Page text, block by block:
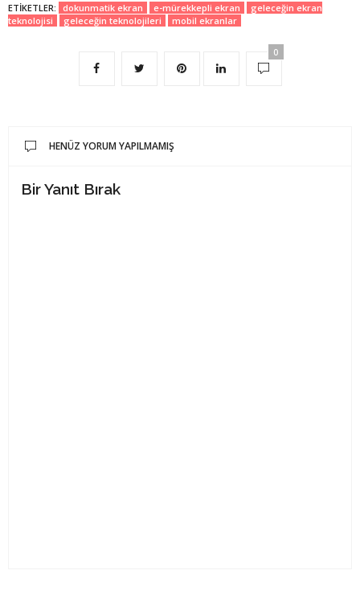
ETIKETLER: dokunmatik ekran e-mürekkepli ekran
geleceğin ekran
teknolojisi
geleceğin teknolojileri mobil ekranlar
0
HENÜZ YORUM YAPILMAMIŞ
Bir Yanıt Bırak